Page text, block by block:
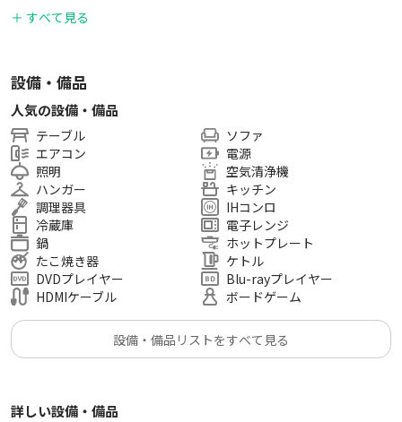
像コンテンツで二倍楽しめるのも魅力🎮️🎲
💎シャンデリアあり✨大人な豪華空間🍷
✨
📀 Blu-ray・DVDレコーダー完備で幅広い楽しみ方が可能💿
🍳 おしゃれな食器類やたこ焼き器あり。飲み会やパーティーに
大人気🎉
🕛 24時間いつでも利用OK！終電を逃しても朝までごろごろ始
発待ち🚃
⭕️こんな利用用途におすすめ
女子会/誕生日会/飲み会/宅飲み/ホームパーティー/ボードゲー
ム大会/カードゲーム/会議/オフサイドミーティング/オフ会・
交流会/同窓会/ワークショップ/おうちデート/ママ会/スポーツ
観戦/映画鑑賞/推し活/生誕祭/打ち上げ・歓送迎会/MV撮影/Yo
＋ すべて見る
設備・備品
人気の設備・備品
テーブル
エアコン
照明
ハンガー
調理器具
冷蔵庫
鍋
たこ焼き器
DVDプレイヤー
HDMIケーブル
ソファ
電源
空気清浄機
キッチン
IHコンロ
電子レンジ
ホットプレート
ケトル
Blu-rayプレイヤー
ボードゲーム
設備・備品リストをすべて見る
詳しい設備・備品